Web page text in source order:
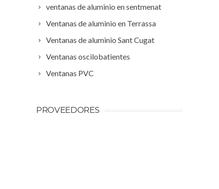
ventanas de aluminio en sentmenat
Ventanas de aluminio en Terrassa
Ventanas de aluminio Sant Cugat
Ventanas oscilobatientes
Ventanas PVC
PROVEEDORES